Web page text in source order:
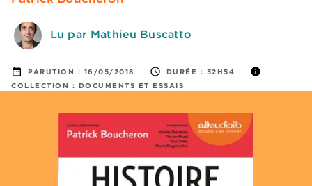
Lu par Mathieu Buscatto
date_range PARUTION : 16/05/2018 access_time DURÉE : 32H54 info
COLLECTION : DOCUMENTS ET ESSAIS